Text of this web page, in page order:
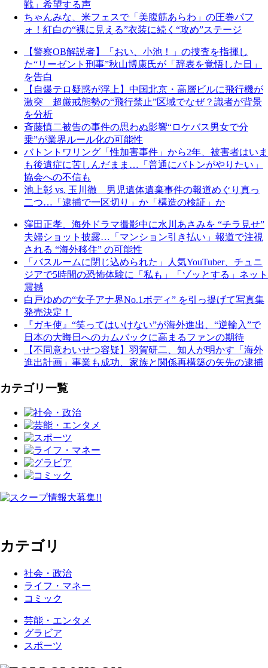
戦」希望する声
ちゃんみな、米フェスで「美腹筋あらわ」の圧巻パフ
ォ！紅白の“裸に見える”衣装に続く“攻め”ステージ
【警察OB解説者】「おい、小池！」の捜査を指揮し
た“リーゼント刑事”秋山博康氏が「辞表を覚悟した日」
を告白
【自爆テロ疑惑が浮上】中国北京・高層ビルに飛行機が
激突 超厳戒態勢の“飛行禁止”区域でなぜ？識者が背景
を分析
斉藤慎二被告の事件の思わぬ影響“ロケバス男女で分
乗”が業界ルール化の可能性
バトントワリング「性加害事件」から2年、被害者はいま
も後遺症に苦しんだまま…「普通にバトンがやりたい」
協会への不信も
池上彰 vs. 玉川徹 男児遺体遺棄事件の報道めぐり真っ
二つ…「逮捕で一区切り」か「構造の検証」か
窪田正孝、海外ドラマ撮影中に水川あさみを “チラ見せ”
夫婦ショット披露…「マンション引き払い」報道で注視
される “海外移住” の可能性
「バスルームに閉じ込められた」人気YouTuber、チュニ
ジアで5時間の恐怖体験に「私も」「ゾッとする」ネット
震撼
白戸ゆめの“女子アナ界No.1ボディ” を引っ提げて写真集
発売決定！
『ガキ使』“笑ってはいけない”が海外進出、“逆輸入”で
日本の大晦日へのカムバックに高まるファンの期待
【不同意わいせつ容疑】羽賀研二、知人が明かす「海外
進出計画」事業も成功、家族と関係再構築の矢先の逮捕
カテゴリ一覧
カテゴリ
社会・政治
ライフ・マネー
コミック
芸能・エンタメ
グラビア
スポーツ